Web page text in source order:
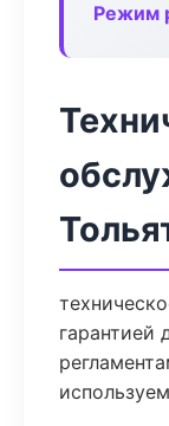
Режим
гарантией